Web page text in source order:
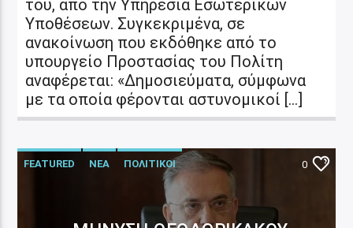
του, από την Υπηρεσία Εσωτερικών
Υποθέσεων. Συγκεκριμένα, σε
ανακοίνωση που εκδόθηκε από το
υπουργείο Προστασίας του Πολίτη
αναφέρεται: «Δημοσιεύματα, σύμφωνα
με τα οποία φέρονται αστυνομικοί […]
FEATURED ΝΕΑ ΠΟΛΙΤΙΚΟΙ 0